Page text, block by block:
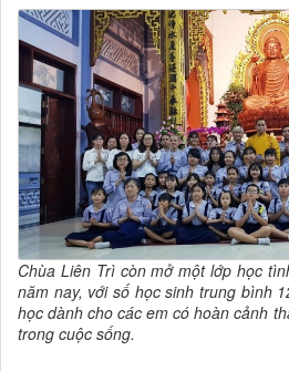
Chùa Liên Trì còn mở một lớp học
năm nay, với số học sinh trung bình
học dành cho các em có hoàn cảnh
trong cuộc sống.